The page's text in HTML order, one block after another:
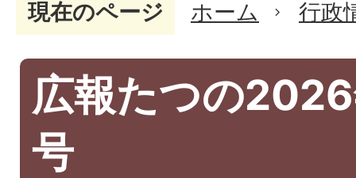
現在のページ ホーム 行政
広報たつの
号